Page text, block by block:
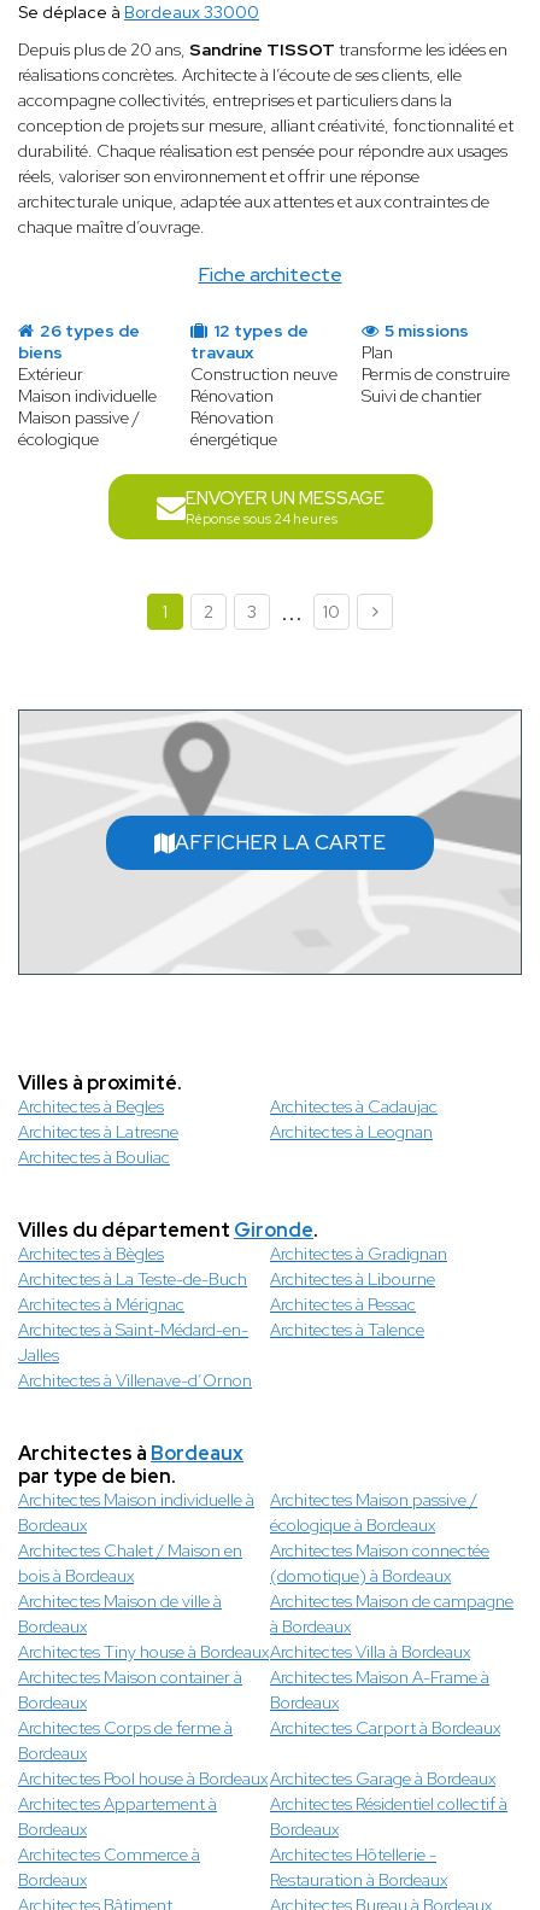
Fiche architecte
Se déplace à Bordeaux 33000
Depuis plus de 20 ans, Sandrine TISSOT transforme les idées en
réalisations concrètes. Architecte à l’écoute de ses clients, elle
accompagne collectivités, entreprises et particuliers dans la
conception de projets sur mesure, alliant créativité, fonctionnalité et
durabilité. Chaque réalisation est pensée pour répondre aux usages
réels, valoriser son environnement et offrir une réponse
architecturale unique, adaptée aux attentes et aux contraintes de
chaque maître d’ouvrage.
26 types de
biens
Extérieur
Maison individuelle
Maison passive /
écologique
12 types de
travaux
Construction neuve
Rénovation
Rénovation
énergétique
5 missions
Plan
Permis de construire
Suivi de chantier
ENVOYER UN MESSAGE
Réponse sous 24 heures
1 2 3 ... 10
AFFICHER LA CARTE
Villes à proximité.
Architectes à Begles
Architectes à Cadaujac
Architectes à Latresne
Architectes à Leognan
Architectes à Bouliac
Villes du département Gironde.
Architectes à Bègles
Architectes à Gradignan
Architectes à La Teste-de-Buch
Architectes à Libourne
Architectes à Mérignac
Architectes à Pessac
Architectes à Saint-Médard-en-
Jalles
Architectes à Talence
Architectes à Villenave-d’Ornon
Architectes à Bordeaux
par type de bien.
Architectes Maison individuelle à
Bordeaux
Architectes Maison passive /
écologique à Bordeaux
Architectes Chalet / Maison en
bois à Bordeaux
Architectes Maison connectée
(domotique) à Bordeaux
Architectes Maison de ville à
Bordeaux
Architectes Maison de campagne
à Bordeaux
Architectes Tiny house à BordeauxArchitectes Villa à Bordeaux
Architectes Maison container à
Bordeaux
Architectes Maison A-Frame à
Bordeaux
Architectes Corps de ferme à
Bordeaux
Architectes Carport à Bordeaux
Architectes Pool house à BordeauxArchitectes Garage à Bordeaux
Architectes Appartement à
Bordeaux
Architectes Résidentiel collectif à
Bordeaux
Architectes Commerce à
Bordeaux
Architectes Hôtellerie -
Restauration à Bordeaux
Architectes Bâtiment
Architectes Bureau à Bordeaux